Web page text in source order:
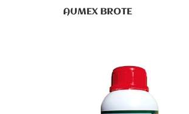
AUMEX BROTE